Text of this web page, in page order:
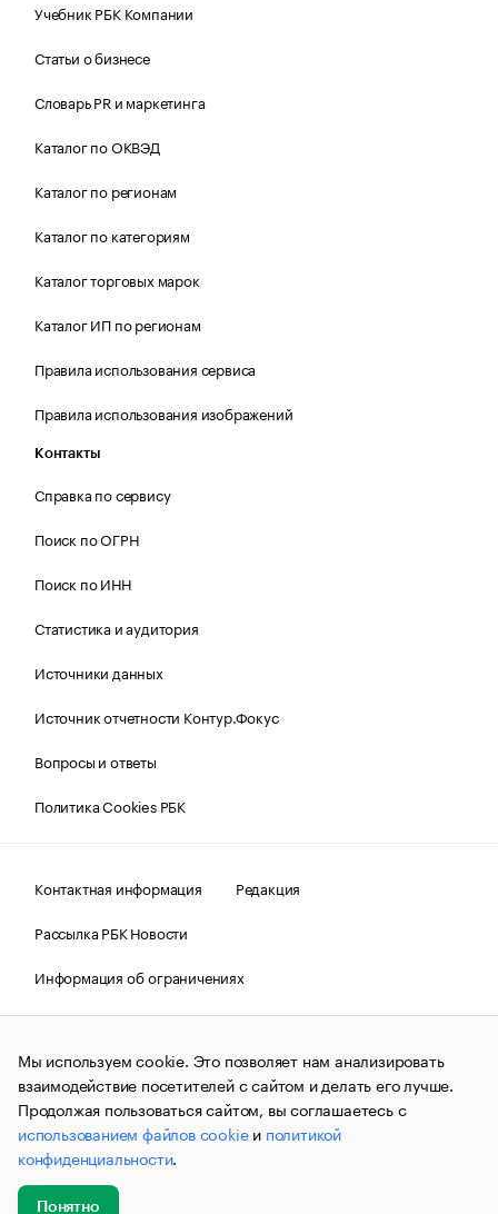
Учебник РБК Компании
Статьи о бизнесе
Словарь PR и маркетинга
Каталог по ОКВЭД
Каталог по регионам
Каталог по категориям
Каталог торговых марок
Каталог ИП по регионам
Правила использования сервиса
Правила использования изображений
Контакты
Справка по сервису
Поиск по ОГРН
Поиск по ИНН
Статистика и аудитория
Источники данных
Источник отчетности Контур.Фокус
Вопросы и ответы
Политика Cookies РБК
Контактная информация
Редакция
Рассылка РБК Новости
Информация об ограничениях
Правовая информация
О соблюдении авторских прав
© АО «РОСБИЗНЕСКОНСАЛТИНГ»,1995–2026.Сообщения
и материалы информационного агентства «РБК»
(зарегистрировано Федеральной службой по надзору в сфере
связи, информационных технологий и массовых
коммуникаций (Роскомнадзор) 09.12.2015 за номером ИА
№ФС77-63848) сопровождаются пометкой «РБК». Отдельные
публикации могут содержать информацию,
не предназначенную для пользователей
до 18 лет.
Мы используем cookie. Это позволяет нам анализировать
взаимодействие посетителей с сайтом и делать его лучше.
Продолжая пользоваться сайтом, вы соглашаетесь с
использованием файлов cookieи политикой
конфиденциальности.
Понятно